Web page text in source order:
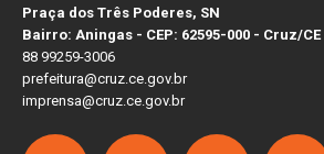
Praça dos Três Poderes, SN
Bairro: Aningas - CEP: 62595-000 - Cruz/CE
88 99259-3006
prefeitura@cruz.ce.gov.br
imprensa@cruz.ce.gov.br